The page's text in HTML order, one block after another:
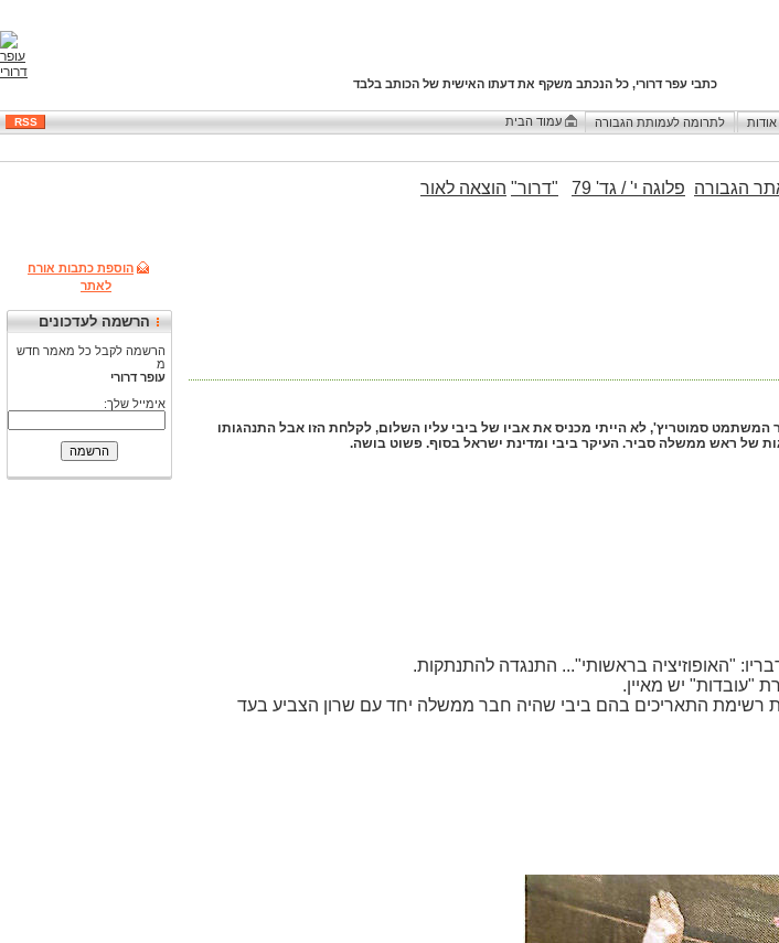
כתבי עפר דרורי, כל הנכתב משקף את דעתו האישית של הכותב בלבד
RSS לתרומה לעמותת הגבורה עמוד הבית
הוספת כתבות אורח
לאתר
הרשמה לעדכונים
הרשמה לקבל כל מאמר חדש
מ
עופר דרורי
אימייל שלך:
הגבורה פלוגה י' / גד' 79 "דרור" הוצאה לאור
המשתמט סמוטריץ', לא הייתי מכניס את אביו של ביבי עליו השלום, לקלחת הזו אבל התנהגותו
של ראש ממשלה סביר. העיקר ביבי ומדינת ישראל בסוף. פשוט בושה.
"האופוזיציה בראשותי"... התנגדה להתנתקות.
"עובדות" יש מאיין.
ידיעות אחרונות של השבת (10 במארס 2023) הביא את רשימת התאריכים בהם ביבי שהיה חבר ממשלה יחד עם שרון הצביע בעד